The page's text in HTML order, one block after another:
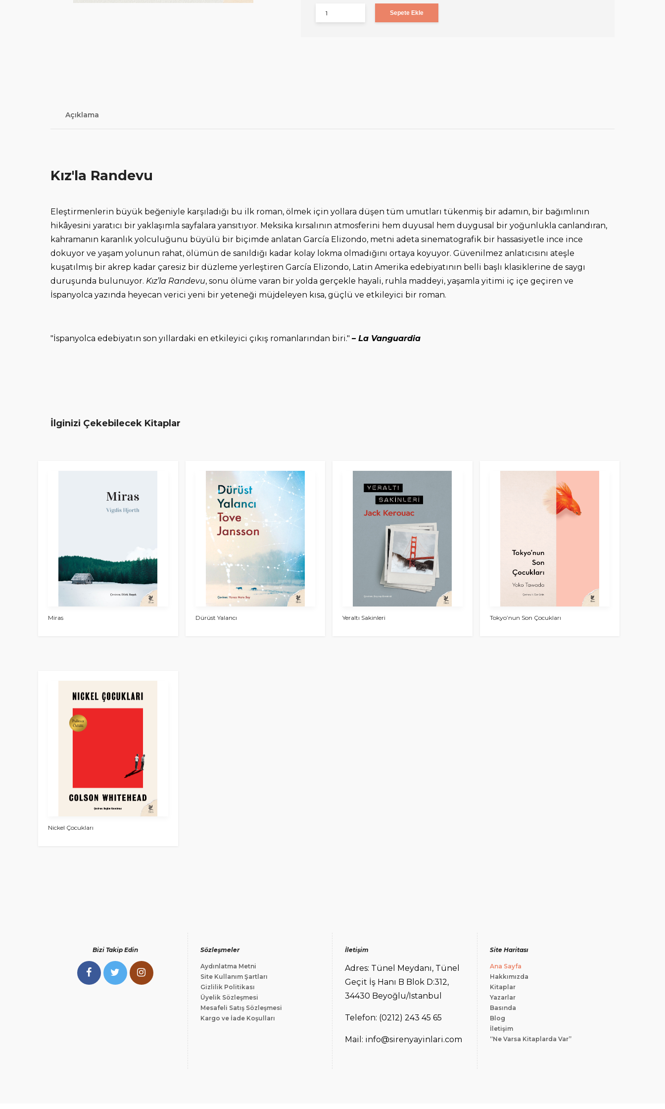
Sepete Ekle
Açıklama
Kız'la Randevu
Eleştirmenlerin büyük beğeniyle karşıladığı bu ilk roman, ölmek için yollara düşen tüm umutları tükenmiş bir adamın, bir bağımlının
hikâyesini yaratıcı bir yaklaşımla sayfalara yansıtıyor. Meksika kırsalının atmosferini hem duyusal hem duygusal bir yoğunlukla canlandıran,
kahramanın karanlık yolculuğunu büyülü bir biçimde anlatan García Elizondo, metni adeta sinematografik bir hassasiyetle ince ince
dokuyor ve yaşam yolunun rahat, ölümün de sanıldığı kadar kolay lokma olmadığını ortaya koyuyor. Güvenilmez anlatıcısını ateşle
kuşatılmış bir akrep kadar çaresiz bir düzleme yerleştiren García Elizondo, Latin Amerika edebiyatının belli başlı klasiklerine de saygı
duruşunda bulunuyor. Kız’la Randevu, sonu ölüme varan bir yolda gerçekle hayali, ruhla maddeyi, yaşamla yitimi iç içe geçiren ve
İspanyolca yazında heyecan verici yeni bir yeteneği müjdeleyen kısa, güçlü ve etkileyici bir roman.
"İspanyolca edebiyatın son yıllardaki en etkileyici çıkış romanlarından biri." – La Vanguardia
İlginizi Çekebilecek Kitaplar
Miras Dürüst Yalancı Yeraltı Sakinleri Tokyo’nun Son Çocukları
Nickel Çocukları
Bizi Takip Edin Sözleşmeler
Aydınlatma Metni
Site Kullanım Şartları
Gizlilik Politikası
Üyelik Sözleşmesi
Mesafeli Satış Sözleşmesi
Kargo ve İade Koşulları
İletişim
Adres: Tünel Meydanı, Tünel
Geçit İş Hanı B Blok D:312,
34430 Beyoğlu/Istanbul
Telefon: (0212) 243 45 65
Mail: info@sirenyayinlari.com
Site Haritası
Ana Sayfa
Hakkımızda
Kitaplar
Yazarlar
Basında
Blog
İletişim
“Ne Varsa Kitaplarda Var”